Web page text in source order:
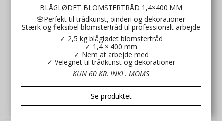
Manillamærker Karry gul str 4x8. 20 stk
BLÅGLØDET BLOMSTERTRÅD 1,4×400 MM
🌸Perfekt til trådkunst, binderi og dekorationer
Stærk og fleksibel blomstertråd til professionelt arbejde
✓ 2,5 kg blåglødet blomstertråd
✓ 1,4 × 400 mm
✓ Nem at arbejde med
✓ Velegnet til trådkunst og dekorationer
KUN 60 KR. INKL. MOMS
Se produktet